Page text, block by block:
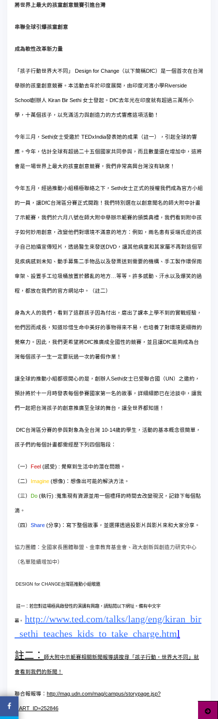
將世界上最大的孩童創意競賽引進台灣
串聯全球引爆孩童創意
成為軟性改革新力量
「孩子行動世界大不同」 Design for Change （以下簡稱DfC）是一個首次在台灣
舉辦的孩童創意競賽。本活動去年於印度展開，由印度河濱小學Riverside
School創辦人 Kiran Bir Sethi 女士發起。 DfC去年光在印度就有超過三萬所小
學，十萬個孩子，以充滿活力與創造力的方式響應這項活動！
今年三月， Sethi女士受邀於 TEDxIndia發表她的成果（註一），引起全球的響
應。今年，估計全球有超過二十五個國家共同參與，而且數量還在增加中，這將
會是一場世界上最大的孩童創意競賽，我們非常高興台灣沒有缺席！
今年五月，經過推動小組積極聯絡之下， Sethi女士正式的授權我們成為官方小組
的一員，讓DfC台灣區分賽正式開跑！我們特別選在以創意聞名的師大附中計畫
了示範賽，我們於六月八號在師大附中舉辦示範賽的頒獎典禮，我們看到附中孩
子如何妙用創意，改變他們對環境不滿意的地方：例如，兩名患有妥瑞氏症的孩
子自己拍攝宣傳短片，透過醫生來發送DVD ，讓其他病童和其家屬不再對這個罕
見疾病感到未知、動手募集二手物品以及發票送到需要的機構、手工製作環保雨
傘架、設置手工垃圾桶放置於髒亂的地方 等等。許多感動、汗水以及爆笑的過
程，都放在我們的官方網站中。（註二）
身為大人的我們，看到了這群孩子因為付出，磨出了課本上學不到的實戰經驗，
他們因而成長，知道珍惜生命中美好的事物得來不易，也培養了對環境更細微的
覺察力。因此，我們更希望將DfC推廣成全國性的競賽，並且讓DfC能夠成為台
灣每個孩子一生一定要玩過一次的暑假作業！
讓全球的推動小組都很開心的是，創辦人Sethi女士已受聯合國（UN）之邀約，
預計將於十一月時發表每個參賽國家第一名的故事，詳細細節已在洽談中，讓我
們一起把台灣孩子的創意推廣至全球的舞台，讓全世界都知道！
DfC台灣區分賽的參與對象為全台灣 10-14歲的學生，活動的基本概念很簡單，
孩子們的每個計畫都需經歷下列四個階段：
（一） Feel (感受) : 覺察到生活中的潛在問題。
（二） Imagine (想像) ：想像出可能的解決方法。
（三） Do (執行) :蒐集現有資源並用一個禮拜的時間去改變現況，記錄下每個點
滴。
（四） Share (分享) ：寫下整個故事，並選擇透過投影片與影片來和大家分享。
協力團體：全國家長團體聯盟、金車教育基金會、政大創新與創造力研究中心
（名單陸續增加中）
DESIGN for CHANGE台灣區推動小組敬邀
註一：若您對這場極具啟發性的演講有興趣，請點閱以下網址。備有中文字
幕。 http://www.ted.com/talks/lang/eng/kiran_bir
_sethi_teaches_kids_to_take_charge.html
註二： 師大附中示範賽相關新聞報導請搜尋「孩子行動，世界大不同」就
會看到我們的新聞！
聯合報報導： http://mag.udn.com/mag/campus/storypage.jsp?
f_ART_ID=252846